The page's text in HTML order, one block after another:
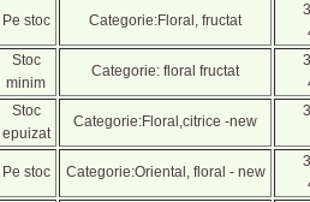
Pe stoc Categorie:Floral, fructat
Stoc
minim
Categorie: floral fructat
Stoc
epuizat
Categorie:Floral,citrice -new
Pe stoc Categorie:Oriental, floral - new